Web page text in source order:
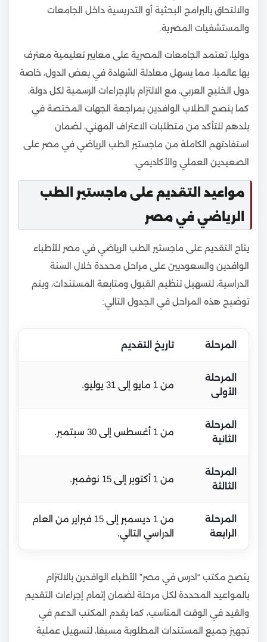
والالتحاق بالبرامج البحثية أو التدريسية داخل الجامعات
والمستشفيات المصرية.
دوليا، تعتمد الجامعات المصرية على معايير تعليمية معترف
بها عالميا، مما يسهل معادلة الشهادة في بعض الدول، خاصة
دول الخليج العربي، مع الالتزام بالإجراءات الرسمية لكل دولة،
كما ينصح الطلاب الوافدين بمراجعة الجهات المختصة في
بلدهم للتأكد من متطلبات الاعتراف المهني، لضمان
استفادتهم الكاملة من ماجستير الطب الرياضي في مصر على
الصعيدين العملي والأكاديمي.
مواعيد التقديم على ماجستير الطب
الرياضي في مصر
يتاح التقديم على ماجستير الطب الرياضي في مصر للأطباء
الوافدين والسعوديين على مراحل محددة خلال السنة
الدراسية، لتسهيل تنظيم القبول ومتابعة المستندات، ويتم
توضيح هذه المراحل في الجدول التالي:
المرحلة تاريخ التقديم
المرحلة
الأولى
من 1 مايو إلى 31 يوليو.
المرحلة
الثانية
من 1 أغسطس إلى 30 سبتمبر.
المرحلة
الثالثة
من 1 أكتوبر إلى 15 نوفمبر.
المرحلة
الرابعة
من 1 ديسمبر إلى 15 فبراير من العام
الدراسي التالي.
ينصح مكتب “ادرس في مصر” الأطباء الوافدين بالالتزام
بالمواعيد المحددة لكل مرحلة لضمان إتمام إجراءات التقديم
والقيد في الوقت المناسب، كما يقدم المكتب الدعم في
تجهيز جميع المستندات المطلوبة مسبقا، لتسهيل عملية